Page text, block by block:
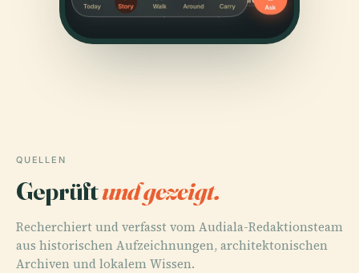
QUELLEN
Geprüftund gezeigt.
Recherchiert und verfasst vom Audiala-Redaktionsteam
aus historischen Aufzeichnungen, architektonischen
Archiven und lokalem Wissen.